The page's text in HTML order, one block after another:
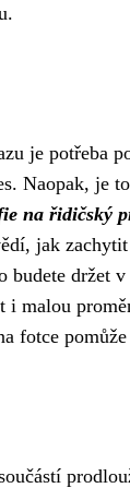
je potřeba
Naopak, je
na řidičský
jak
budete držet v
malou
fotce